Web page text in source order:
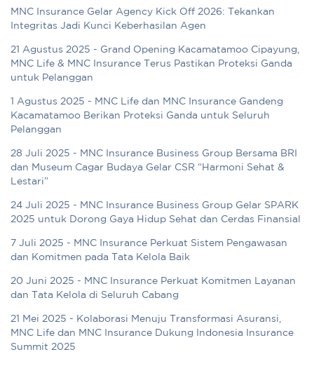
MNC Insurance Gelar Agency Kick Off 2026: Tekankan
Integritas Jadi Kunci Keberhasilan Agen
21 Agustus 2025 - Grand Opening Kacamatamoo Cipayung,
MNC Life & MNC Insurance Terus Pastikan Proteksi Ganda
untuk Pelanggan
1 Agustus 2025 - MNC Life dan MNC Insurance Gandeng
Kacamatamoo Berikan Proteksi Ganda untuk Seluruh
Pelanggan
28 Juli 2025 - MNC Insurance Business Group Bersama BRI
dan Museum Cagar Budaya Gelar CSR “Harmoni Sehat &
Lestari”
24 Juli 2025 - MNC Insurance Business Group Gelar SPARK
2025 untuk Dorong Gaya Hidup Sehat dan Cerdas Finansial
7 Juli 2025 - MNC Insurance Perkuat Sistem Pengawasan
dan Komitmen pada Tata Kelola Baik
20 Juni 2025 - MNC Insurance Perkuat Komitmen Layanan
dan Tata Kelola di Seluruh Cabang
21 Mei 2025 - Kolaborasi Menuju Transformasi Asuransi,
MNC Life dan MNC Insurance Dukung Indonesia Insurance
Summit 2025